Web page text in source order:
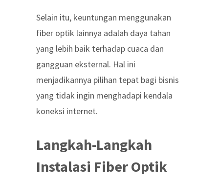
Selain itu, keuntungan menggunakan
fiber optik lainnya adalah daya tahan
yang lebih baik terhadap cuaca dan
gangguan eksternal. Hal ini
menjadikannya pilihan tepat bagi bisnis
yang tidak ingin menghadapi kendala
koneksi internet.
Langkah-Langkah
Instalasi Fiber Optik